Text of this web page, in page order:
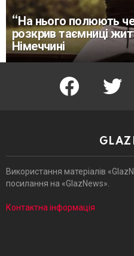
“На нього полюють
розкрив таємниці
Німеччині
facebook twitter
Використання матеріалів
посилання на «GlazNews».
Контактна інформація